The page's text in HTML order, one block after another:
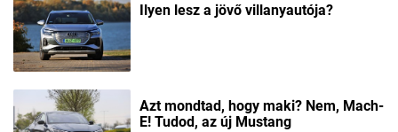
Ilyen lesz a jövő villanyautója?
Azt mondtad, hogy maki? Nem, Mach-
E! Tudod, az új Mustang